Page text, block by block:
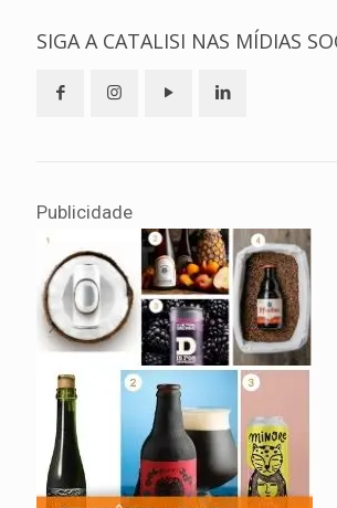
SIGA A CATALISI NAS MÍDIAS
Publicidade